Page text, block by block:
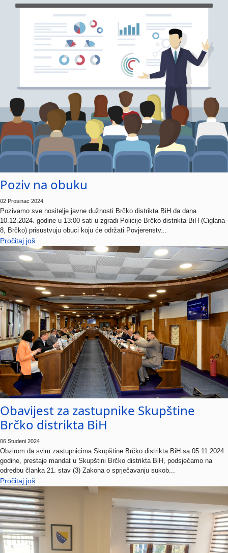
Poziv na obuku
Pozivamo sve nositelje javne dužnosti Brčko distrikta BiH da dana
10.12.2024. godine u 13:00 sati u zgradi Policije Brčko distrikta BiH (Ciglana
8, Brčko) prisustvuju obuci koju će održati Povjerenstv...
Pročitaj još
Obavijest za zastupnike Skupštine
Brčko distrikta BiH
Obzirom da svim zastupnicima Skupštine Brčko distrikta BiH sa 05.11.2024.
godine, prestaje mandat u Skupštini Brčko distrikta BiH, podsjećamo na
odredbu članka 21. stav (3) Zakona o sprječavanju sukob...
Pročitaj još